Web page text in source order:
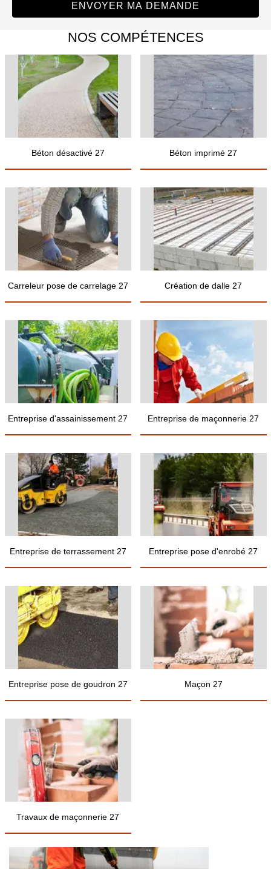
NOS COMPÉTENCES
Béton désactivé 27 Béton imprimé 27
Carreleur pose de carrelage 27 Création de dalle 27
Entreprise d'assainissement 27 Entreprise de maçonnerie 27
Entreprise de terrassement 27 Entreprise pose d'enrobé 27
Entreprise pose de goudron 27 Maçon 27
Travaux de maçonnerie 27